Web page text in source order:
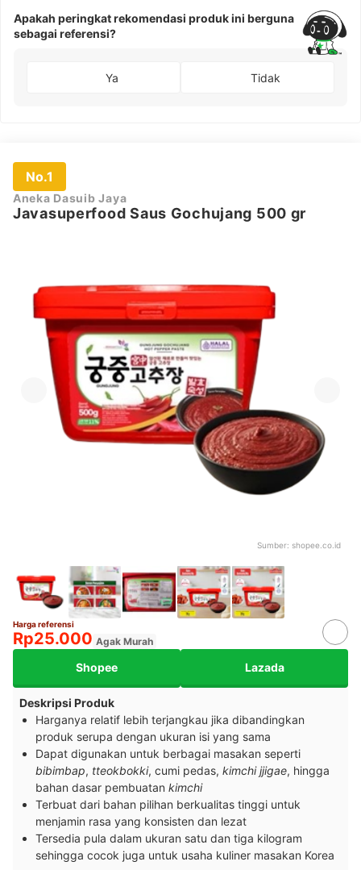
Apakah peringkat rekomendasi produk ini berguna
sebagai referensi?
Ya Tidak
No.1
Aneka Dasuib Jaya
Javasuperfood Saus Gochujang 500 gr
Sumber: shopee.co.id
Harga referensi
Rp25.000 Agak Murah
Shopee Lazada
Deskripsi Produk
Harganya relatif lebih terjangkau jika dibandingkan
produk serupa dengan ukuran isi yang sama
Dapat digunakan untuk berbagai masakan seperti
bibimbap, tteokbokki, cumi pedas, kimchi jjigae, hingga
bahan dasar pembuatan kimchi
Terbuat dari bahan pilihan berkualitas tinggi untuk
menjamin rasa yang konsisten dan lezat
Tersedia pula dalam ukuran satu dan tiga kilogram
sehingga cocok juga untuk usaha kuliner masakan Korea